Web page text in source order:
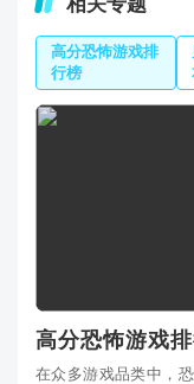
高分恐怖游戏排
行榜
高分恐怖游戏
在众多游戏品类中，